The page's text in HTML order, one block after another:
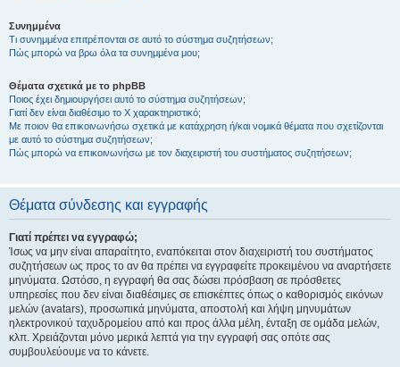
Συνημμένα
Τι συνημμένα επιτρέπονται σε αυτό το σύστημα συζητήσεων;
Πώς μπορώ να βρω όλα τα συνημμένα μου;
Θέματα σχετικά με το phpBB
Ποιος έχει δημιουργήσει αυτό το σύστημα συζητήσεων;
Γιατί δεν είναι διαθέσιμο το Χ χαρακτηριστικό;
Με ποιον θα επικοινωνήσω σχετικά με κατάχρηση ή/και νομικά θέματα που σχετίζονται
με αυτό το σύστημα συζητήσεων;
Πώς μπορώ να επικοινωνήσω με τον διαχειριστή του συστήματος συζητήσεων;
Θέματα σύνδεσης και εγγραφής
Γιατί πρέπει να εγγραφώ;
Ίσως να μην είναι απαραίτητο, εναπόκειται στον διαχειριστή του συστήματος
συζητήσεων ως προς το αν θα πρέπει να εγγραφείτε προκειμένου να αναρτήσετε
μηνύματα. Ωστόσο, η εγγραφή θα σας δώσει πρόσβαση σε πρόσθετες
υπηρεσίες που δεν είναι διαθέσιμες σε επισκέπτες όπως ο καθορισμός εικόνων
μελών (avatars), προσωπικά μηνύματα, αποστολή και λήψη μηνυμάτων
ηλεκτρονικού ταχυδρομείου από και προς άλλα μέλη, ένταξη σε ομάδα μελών,
κλπ. Χρειάζονται μόνο μερικά λεπτά για την εγγραφή σας οπότε σας
συμβουλεύουμε να το κάνετε.